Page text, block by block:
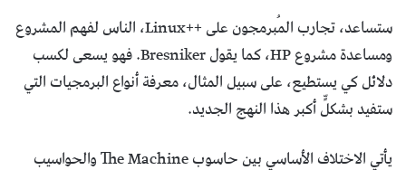
ستساعد، تجارب المُبرمجون على ++Linux، الناس لفهم المشروع
ومساعدة مشروع HP، كما يقول Bresniker. فهو يسعى لكسب
دلائل كي يستطيع، على سبيل المثال، معرفة أنواع البرمجيات التي
ستفيد بشكلٍّ أكبر هذا النهج الجديد.
يأتي الاختلاف الأساسي بين حاسوب The Machine والحواسيب